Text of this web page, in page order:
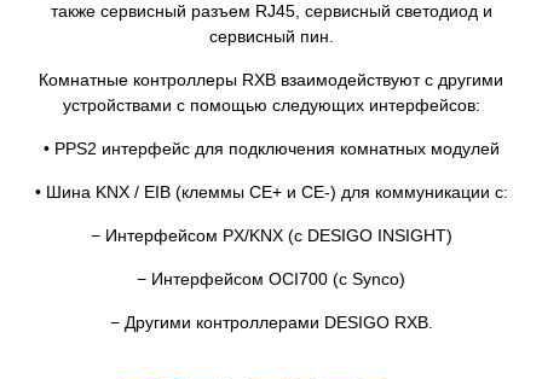
также сервисный разъем RJ45, сервисный светодиод и
сервисный пин.
Комнатные контроллеры RXВ взаимодействуют с другими
устройствами с помощью следующих интерфейсов:
• PPS2 интерфейс для подключения комнатных модулей
• Шина KNX / EIB (клеммы CE+ и CE-) для коммуникации с:
− Интерфейсом PX/KNX (с DESIGO INSIGHT)
− Интерфейсом OCI700 (с Synco)
− Другими контроллерами DESIGO RXB.